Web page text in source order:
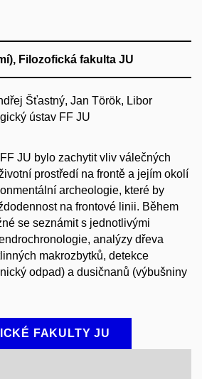
Filozofická fakulta JU
Šťastný, Jan Török, Libor
ústav FF JU
JU bylo zachytit vliv válečných
prostředí na frontě a jejím okolí
archeologie, které by
na frontové linii. Během
se seznámit s jednotlivými
analýzy dřeva
makrozbytků, detekce
odpad) a dusičnanů (výbušniny
FAKULTY JU